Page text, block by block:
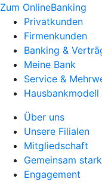
Zum OnlineBanking
Privatkunden
Firmenkunden
Banking &
Meine Bank
Service &
Hausbankmodell
Über uns
Unsere Filialen
Mitgliedschaft
Gemeinsam
Engagement